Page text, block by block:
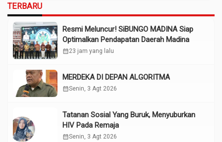
TERBARU
Resmi Meluncur! SiBUNGO MADINA Siap
Optimalkan Pendapatan Daerah Madina
calendar_month23 jam yang lalu
MERDEKA DI DEPAN ALGORITMA
calendar_monthSenin, 3 Agt 2026
Tatanan Sosial Yang Buruk, Menyuburkan
HIV Pada Remaja
calendar_monthSenin, 3 Agt 2026